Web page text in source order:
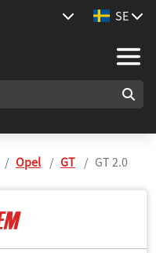
SE
Opel GT GT 2.0